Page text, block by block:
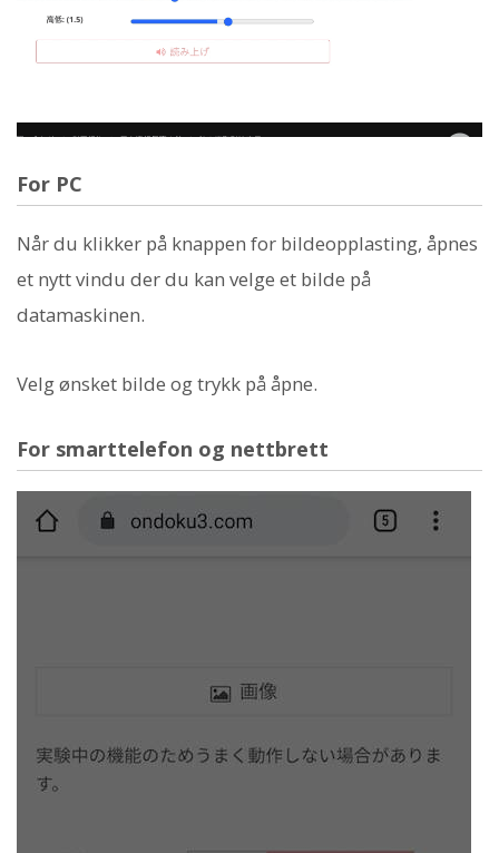
For PC
Når du klikker på knappen for bildeopplasting, åpnes
et nytt vindu der du kan velge et bilde på
datamaskinen.
Velg ønsket bilde og trykk på åpne.
For smarttelefon og nettbrett